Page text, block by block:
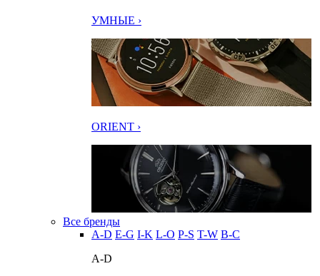
УМНЫЕ ›
ORIENT ›
Все бренды
A-D E-G I-K L-O P-S T-W В-С
A-D